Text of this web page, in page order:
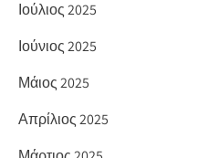
Ιούλιος 2025
Ιούνιος 2025
Μάιος 2025
Απρίλιος 2025